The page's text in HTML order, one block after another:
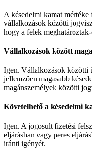
A késedelmi kamat
vállalkozások közötti
hogy a felek
Vállalkozások között
Igen. Vállalkozások közötti
jellemzően magasabb
magánszemélyek közötti
Követelhető a késedelmi
Igen. A jogosult fizetési
eljárásban vagy peres
iránti igényét.